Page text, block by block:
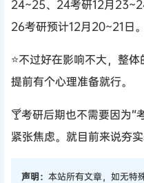
24~25、24考研12月
26考研预计12月20~21日。
⭐不过好在影响不大，整
提前有个心理准备就行。
🍸考研后期也不需要因为“
紧张焦虑。就目前来说夯实
声明： 本站所有文章，如无特